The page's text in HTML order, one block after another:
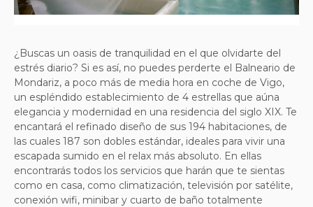
¿Buscas un oasis de tranquilidad en el que olvidarte del
estrés diario? Si es así, no puedes perderte el Balneario de
Mondariz, a poco más de media hora en coche de Vigo,
un espléndido establecimiento de 4 estrellas que aúna
elegancia y modernidad en una residencia del siglo XIX. Te
encantará el refinado diseño de sus 194 habitaciones, de
las cuales 187 son dobles estándar, ideales para vivir una
escapada sumido en el relax más absoluto. En ellas
encontrarás todos los servicios que harán que te sientas
como en casa, como climatización, televisión por satélite,
conexión wifi, minibar y cuarto de baño totalmente